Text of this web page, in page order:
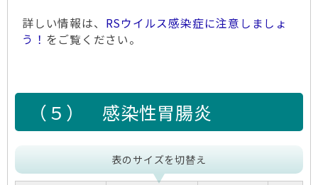
詳しい情報は、 RSウイルス感染症に注意しましょ
う！ をご覧ください。
（５） 感染性胃腸炎
表のサイズを切替え